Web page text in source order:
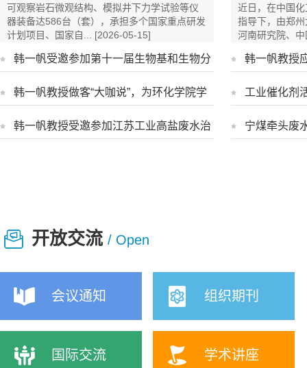
可观察岩石微观结构、模拟井下力学试验等仪
器装备达586台（套），承担多个国家重点研发
计划项目、国家自... [2026-05-15]
近日，在中国
指导下，由郑
河南研究院、
韩一帆受邀参加第十一届生物基和生物分 韩一帆教授
韩一帆教授做客“大咖说”，为环化学院学 工业催化剂
韩一帆教授受邀参加江苏工业高盐废水治 宁煤牵头废
开放交流 / Open
会议通知 组织期刊
国际交流 学术讲座